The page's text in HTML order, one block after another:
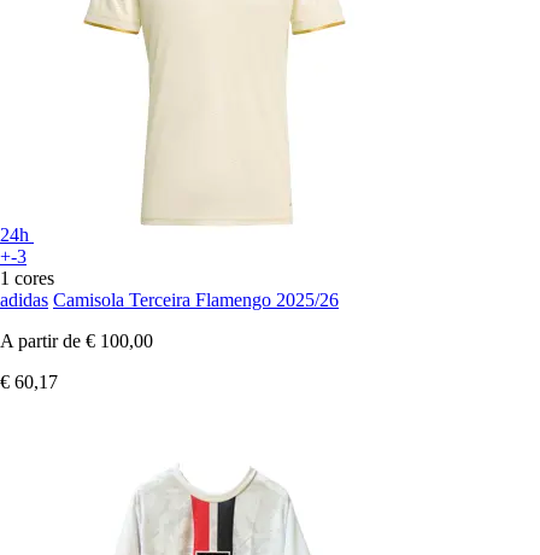
24h
+-3
1 cores
adidas Camisola Terceira Flamengo 2025/26
A partir de € 100,00
€ 60,17